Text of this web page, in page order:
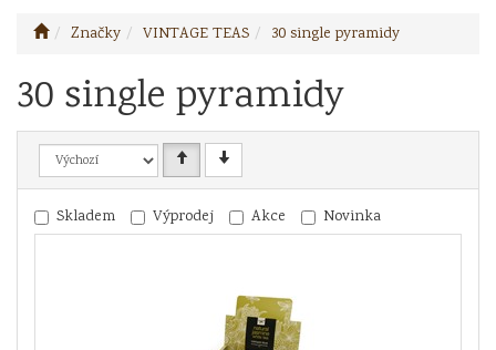
Značky VINTAGE TEAS 30 single pyramidy
30 single pyramidy
Skladem Výprodej Akce Novinka